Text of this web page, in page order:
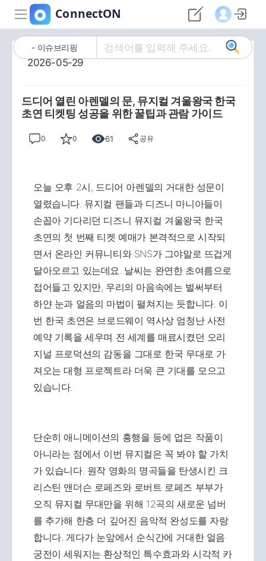
이슈브리핑
2026-05-29
드디어 열린 아렌델의 문, 뮤지컬 겨울왕국 한국
초연 티켓팅 성공을 위한 꿀팁과 관람 가이드
0 0 61 공유
오늘 오후 2시, 드디어 아렌델의 거대한 성문이
열렸습니다. 뮤지컬 팬들과 디즈니 마니아들이
손꼽아 기다리던 디즈니 뮤지컬 겨울왕국 한국
초연의 첫 번째 티켓 예매가 본격적으로 시작되
면서 온라인 커뮤니티와 SNS가 그야말로 뜨겁게
달아오르고 있는데요. 날씨는 완연한 초여름으로
접어들고 있지만, 우리의 마음속에는 벌써부터
하얀 눈과 얼음의 마법이 펼쳐지는 듯합니다. 이
번 한국 초연은 브로드웨이 역사상 엄청난 사전
예약 기록을 세우며 전 세계를 매료시켰던 오리
지널 프로덕션의 감동을 그대로 한국 무대로 가
져오는 대형 프로젝트라 더욱 큰 기대를 모으고
있습니다.
단순히 애니메이션의 흥행을 등에 업은 작품이
아니라는 점에서 이번 뮤지컬은 꼭 봐야 할 가치
가 있습니다. 원작 영화의 명곡들을 탄생시킨 크
리스틴 앤더슨 로페즈와 로버트 로페즈 부부가
오직 뮤지컬 무대만을 위해 12곡의 새로운 넘버
를 추가해 한층 더 깊어진 음악적 완성도를 자랑
합니다. 게다가 눈앞에서 순식간에 거대한 얼음
궁전이 세워지는 환상적인 특수효과와 시각적 카